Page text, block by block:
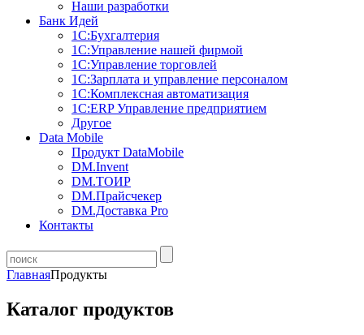
Наши разработки
Банк Идей
1С:Бухгалтерия
1С:Управление нашей фирмой
1С:Управление торговлей
1С:Зарплата и управление персоналом
1С:Комплексная автоматизация
1С:ERP Управление предприятием
Другое
Data Mobile
Продукт DataMobile
DM.Invent
DM.ТОИР
DM.Прайсчекер
DM.Доставка Pro
Контакты
ГлавнаяПродукты
Каталог продуктов